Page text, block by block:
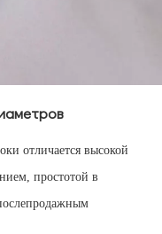
отличается высокой
простотой в